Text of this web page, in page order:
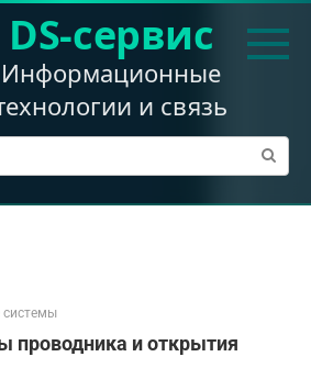
DS-сервис
Информационные
и связь
проводника и открытия